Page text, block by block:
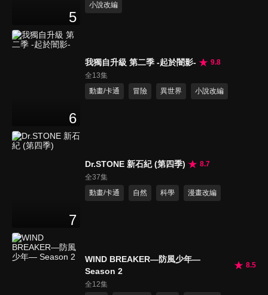
5
小說改編
6
我獨自升級 第二季 -起於闇影-
9.8
全13集
動畫/卡通
冒險 異世界 小說改編
7
Dr.STONE 新石紀 (第四季)
8.7
全37集
動畫/卡通
自然 科學 漫畫改編
WIND BREAKER—防風少年—
Season 2
8.5
全12集